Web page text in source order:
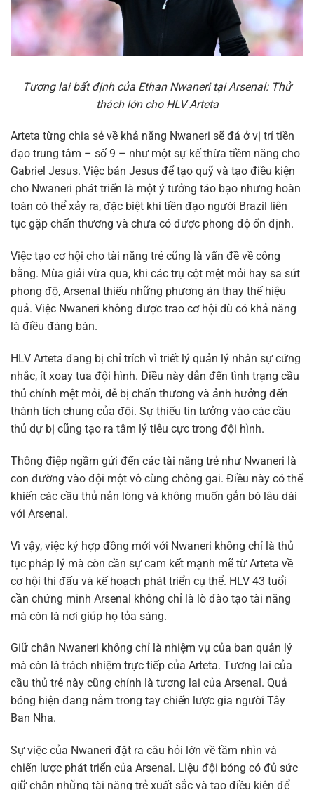
Tương lai bất định của Ethan Nwaneri tại Arsenal: Thử
thách lớn cho HLV Arteta
Arteta từng chia sẻ về khả năng Nwaneri sẽ đá ở vị trí tiền
đạo trung tâm – số 9 – như một sự kế thừa tiềm năng cho
Gabriel Jesus. Việc bán Jesus để tạo quỹ và tạo điều kiện
cho Nwaneri phát triển là một ý tưởng táo bạo nhưng hoàn
toàn có thể xảy ra, đặc biệt khi tiền đạo người Brazil liên
tục gặp chấn thương và chưa có được phong độ ổn định.
Việc tạo cơ hội cho tài năng trẻ cũng là vấn đề về công
bằng. Mùa giải vừa qua, khi các trụ cột mệt mỏi hay sa sút
phong độ, Arsenal thiếu những phương án thay thế hiệu
quả. Việc Nwaneri không được trao cơ hội dù có khả năng
là điều đáng bàn.
HLV Arteta đang bị chỉ trích vì triết lý quản lý nhân sự cứng
nhắc, ít xoay tua đội hình. Điều này dẫn đến tình trạng cầu
thủ chính mệt mỏi, dễ bị chấn thương và ảnh hưởng đến
thành tích chung của đội. Sự thiếu tin tưởng vào các cầu
thủ dự bị cũng tạo ra tâm lý tiêu cực trong đội hình.
Thông điệp ngầm gửi đến các tài năng trẻ như Nwaneri là
con đường vào đội một vô cùng chông gai. Điều này có thể
khiến các cầu thủ nản lòng và không muốn gắn bó lâu dài
với Arsenal.
Vì vậy, việc ký hợp đồng mới với Nwaneri không chỉ là thủ
tục pháp lý mà còn cần sự cam kết mạnh mẽ từ Arteta về
cơ hội thi đấu và kế hoạch phát triển cụ thể. HLV 43 tuổi
cần chứng minh Arsenal không chỉ là lò đào tạo tài năng
mà còn là nơi giúp họ tỏa sáng.
Giữ chân Nwaneri không chỉ là nhiệm vụ của ban quản lý
mà còn là trách nhiệm trực tiếp của Arteta. Tương lai của
cầu thủ trẻ này cũng chính là tương lai của Arsenal. Quả
bóng hiện đang nằm trong tay chiến lược gia người Tây
Ban Nha.
Sự việc của Nwaneri đặt ra câu hỏi lớn về tầm nhìn và
chiến lược phát triển của Arsenal. Liệu đội bóng có đủ sức
giữ chân những tài năng trẻ xuất sắc và tạo điều kiện để